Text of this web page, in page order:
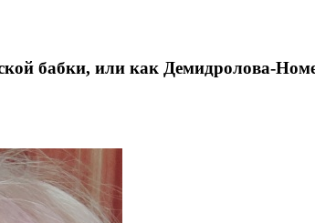
бабки, или как Демидролова-